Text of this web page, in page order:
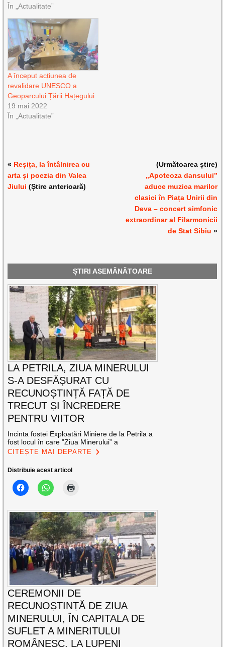
În „Actualitate”
A început acțiunea de
revalidare UNESCO a
Geoparcului Țării Hațegului
19 mai 2022
În „Actualitate”
« Reșița, la întâlnirea cu
arta și poezia din Valea
Jiului (Știre anterioară)
(Următoarea știre)
„Apoteoza dansului”
aduce muzica marilor
clasici în Piața Unirii din
Deva – concert simfonic
extraordinar al Filarmonicii
de Stat Sibiu »
ȘTIRI ASEMĂNĂTOARE
LA PETRILA, ZIUA MINERULUI
S-A DESFĂȘURAT CU
RECUNOȘTINȚĂ FAȚĂ DE
TRECUT ȘI ÎNCREDERE
PENTRU VIITOR
Incinta fostei Exploatări Miniere de la Petrila a
fost locul în care ”Ziua Minerului” a
CITEȘTE MAI DEPARTE
Distribuie acest articol
CEREMONII DE
RECUNOȘTINȚĂ DE ZIUA
MINERULUI, ÎN CAPITALA DE
SUFLET A MINERITULUI
ROMÂNESC, LA LUPENI